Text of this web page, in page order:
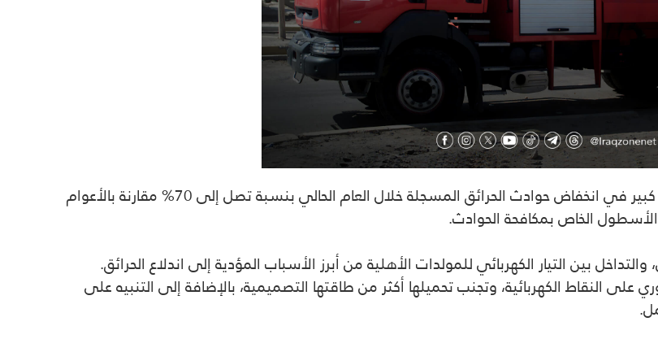
فيانخفاض حوادث الحرائق المسجلة خلال العام الحالي بنسبة تصل إلى 70% مقارنة بالأعوام
الخاص بمكافحة الحوادث.
بين التيار الكهربائي للمولدات الأهليةمن أبرز الأسباب المؤدية إلى اندلاع الحرائق.
النقاط الكهربائية، وتجنب تحميلها أكثر من طاقتها التصميمية، بالإضافة إلى التنبيه على
.